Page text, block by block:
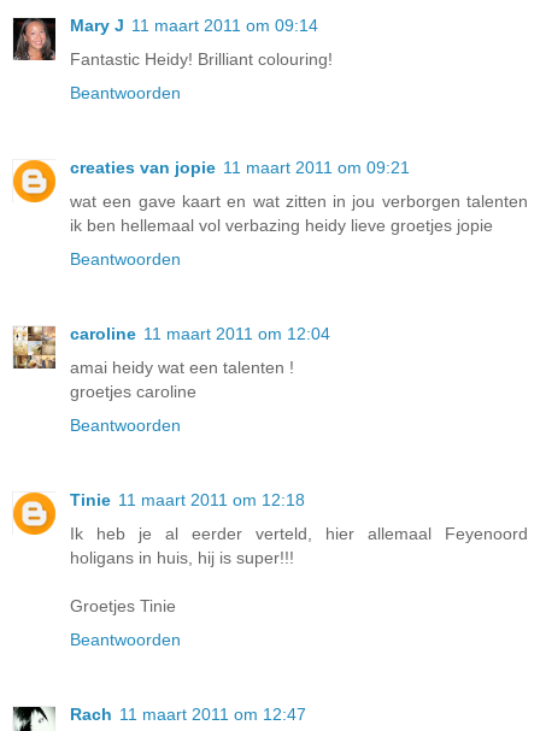
Mary J 11 maart 2011 om 09:14
Fantastic Heidy! Brilliant colouring!
Beantwoorden
creaties van jopie 11 maart 2011 om 09:21
wat een gave kaart en wat zitten in jou verborgen talenten
ik ben hellemaal vol verbazing heidy lieve groetjes jopie
Beantwoorden
caroline 11 maart 2011 om 12:04
amai heidy wat een talenten !
groetjes caroline
Beantwoorden
Tinie 11 maart 2011 om 12:18
Ik heb je al eerder verteld, hier allemaal Feyenoord
holigans in huis, hij is super!!!
Groetjes Tinie
Beantwoorden
Rach 11 maart 2011 om 12:47